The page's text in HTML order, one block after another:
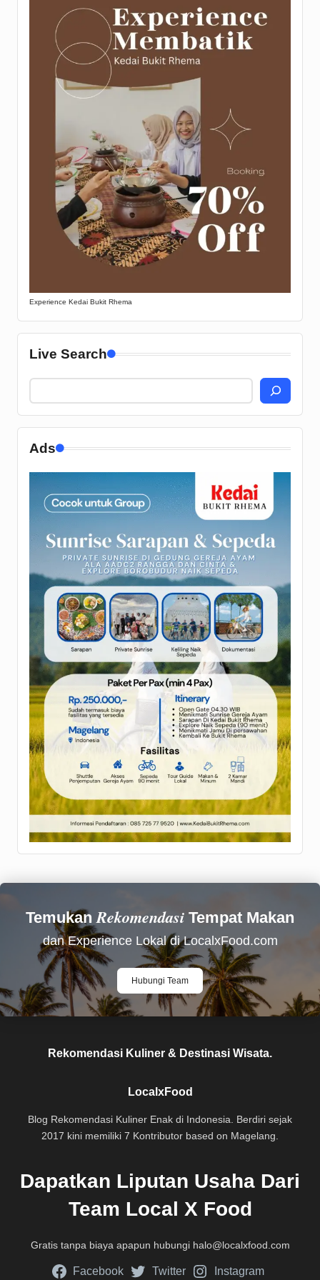
Experience Kedai Bukit Rhema
Live Search
Ads
TemukanRekomendasi Tempat Makan
dan Experience Lokal di LocalxFood.com
Hubungi Team
Rekomendasi Kuliner & Destinasi Wisata.
LocalxFood
Blog Rekomendasi Kuliner Enak di Indonesia. Berdiri sejak
2017 kini memiliki 7 Kontributor based on Magelang.
Dapatkan Liputan Usaha Dari
Team Local X Food
Gratis tanpa biaya apapun hubungi halo@localxfood.com
Facebook Twitter Instagram